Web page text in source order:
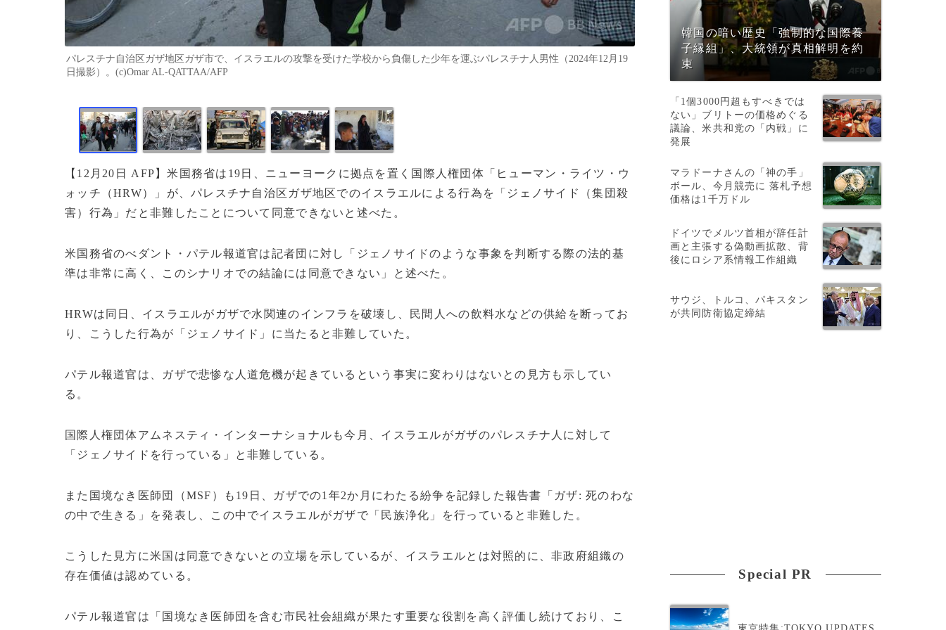
パレスチナ自治区ガザ地区ガザ市で、イスラエルの攻撃を受けた学校から負傷した少年を運ぶパレスチナ人男性（2024年12月19
日撮影）。(c)Omar AL-QATTAA/AFP
【12月20日 AFP】米国務省は19日、ニューヨークに拠点を置く国際人権団体「ヒューマン・ライツ・ウ
ォッチ（HRW）」が、パレスチナ自治区ガザ地区でのイスラエルによる行為を「 ジェノサイド（集団殺
害） 行為」だと非難したことについて同意できないと述べた。
米国務省のべダント・パテル報道官は記者団に対し「ジェノサイドのような事象を判断する際の法的基
準は非常に高く、このシナリオでの結論には同意できない」と述べた。
HRWは同日、イスラエルがガザで水関連のインフラを破壊し、民間人への飲料水などの供給を断ってお
り、こうした行為が「ジェノサイド」に当たると非難していた。
パテル報道官は、ガザで悲惨な人道危機が起きているという事実に変わりはないとの見方も示してい
る。
国際人権団体アムネスティ・インターナショナルも今月、イスラエルがガザのパレスチナ人に対して
「ジェノサイドを行っている」と非難している。
また国境なき医師団（MSF）も19日、ガザでの1年2か月にわたる紛争を記録した報告書「ガザ: 死のわな
の中で生きる」を発表し、この中でイスラエルがガザで「民族浄化」を行っていると非難した。
こうした見方に米国は同意できないとの立場を示しているが、イスラエルとは対照的に、非政府組織の
存在価値は認めている。
パテル報道官は「国境なき医師団を含む市民社会組織が果たす重要な役割を高く評価し続けており、こ
韓国の暗い歴史「強制的な国際養
子縁組」、大統領が真相解明を約
束
「1個3000円超もすべきでは
ない」ブリトーの価格めぐる
議論、米共和党の「内戦」に
発展
マラドーナさんの「神の手」
ボール、今月競売に 落札予想
価格は1千万ドル
ドイツでメルツ首相が辞任計
画と主張する偽動画拡散、背
後にロシア系情報工作組織
サウジ、トルコ、パキスタン
が共同防衛協定締結
Special PR
東京特集:TOKYO UPDATES